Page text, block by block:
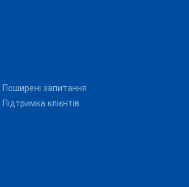
Поширені запитання
Підтримка клієнтів